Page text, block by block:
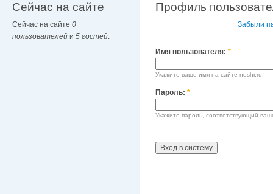
Сейчас на сайте
Сейчас на сайте 0
пользователей и 5 гостей.
Профиль
Забыли
Имя пользователя: *
Укажите ваше имя на сайте noshr.ru.
Пароль: *
Укажите пароль, соответствующий